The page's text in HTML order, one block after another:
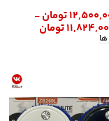
تومان –
تومان